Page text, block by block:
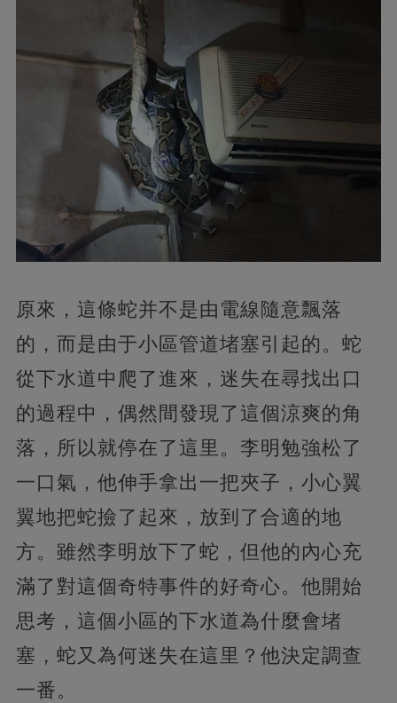
原來，這條蛇并不是由電線隨意飄落
的，而是由于小區管道堵塞引起的。蛇
從下水道中爬了進來，迷失在尋找出口
的過程中，偶然間發現了這個涼爽的角
落，所以就停在了這里。李明勉強松了
一口氣，他伸手拿出一把夾子，小心翼
翼地把蛇撿了起來，放到了合適的地
方。雖然李明放下了蛇，但他的內心充
滿了對這個奇特事件的好奇心。他開始
思考，這個小區的下水道為什麼會堵
塞，蛇又為何迷失在這里？他決定調查
一番。